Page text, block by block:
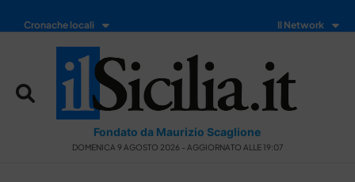
Cronache locali Il Network
Fondato da Maurizio Scaglione
DOMENICA 9 AGOSTO 2026 - AGGIORNATO ALLE 19:07